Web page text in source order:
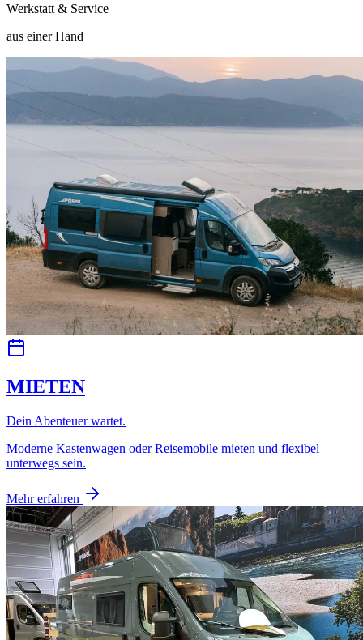
Werkstatt & Service
aus einer Hand
MIETEN
Dein Abenteuer wartet.
Moderne Kastenwagen oder Reisemobile mieten und flexibel
unterwegs sein.
Mehr erfahren